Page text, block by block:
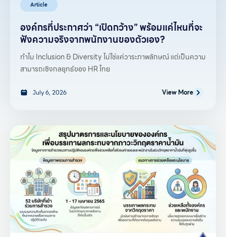
Article
องค์กรที่ประกาศว่า “เปิดกว้าง” พร้อมแค่ไหนที่จะ
ฟังความจริงจากพนักงานของตัวเอง?
ทำไม Inclusion & Diversity ไม่ใช่แค่วาระภาพลักษณ์ แต่เป็นความ
สามารถเชิงกลยุทธ์ของ HR ไทย
July 6, 2026 View More